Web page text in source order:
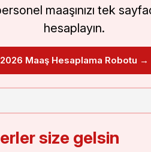
maaşınızı tek
hesaplayın.
2026 Maaş Hesaplama Robotu →
size gelsin